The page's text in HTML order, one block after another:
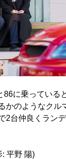
86に乗っている
かのようなクル
2台仲良くラン
: 平野 陽)